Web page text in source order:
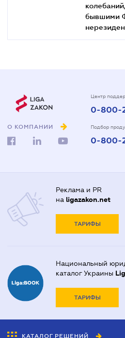
бывшими
О КОМПАНИИ
Центр
0-800-
Подбор
0-800-
Реклама и PR
на ligazakon.net
ТАРИФЫ
Национальный
каталог Украины
ТАРИФЫ
КАТАЛОГ РЕШЕНИЙ